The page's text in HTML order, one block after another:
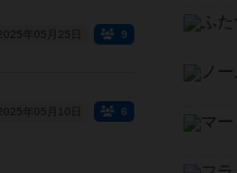
2025年05月25日 9
2025年05月10日 6